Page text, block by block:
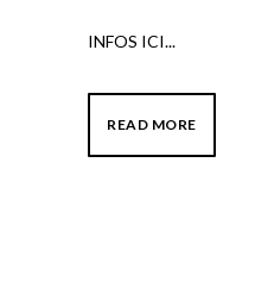
INFOS ICI...
READ MORE